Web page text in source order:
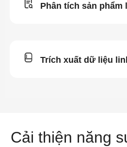
Phân tích sản phẩm
Trích xuất dữ liệu
Cải thiện năng